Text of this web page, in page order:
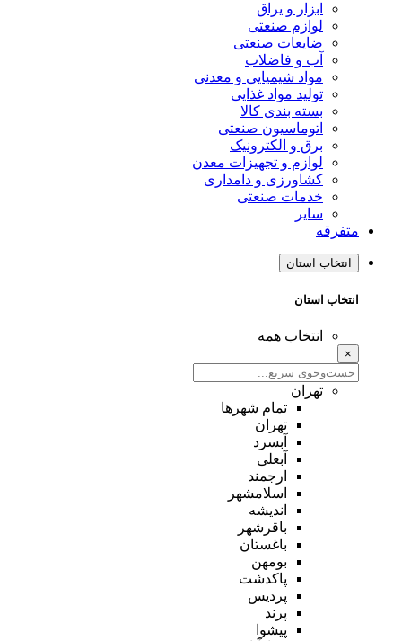
ابزار و یراق
لوازم صنعتی
ضایعات صنعتی
آب و فاضلاب
مواد شیمیایی و معدنی
تولید مواد غذایی
بسته بندی کالا
اتوماسیون صنعتی
برق و الکترونیک
لوازم و تجهیزات معدن
کشاورزی و دامداری
خدمات صنعتی
سایر
متفرقه
انتخاب استان
انتخاب استان
انتخاب همه
×
تهران
تمام شهر‌ها
تهران
آبسرد
آبعلی
ارجمند
اسلامشهر
اندیشه
باقرشهر
باغستان
بومهن
پاکدشت
پردیس
پرند
پیشوا